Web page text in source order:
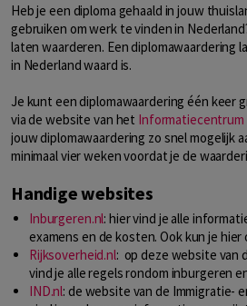
Heb je een diploma gehaald in jouw
gebruiken om werk te vinden in
laten waarderen. Een diplomawaardering
in Nederland waard is.
Je kunt een diplomawaardering één keer
via de website van het Informatiecentrum
jouw diplomawaardering zo snel mogelijk
minimaal vier weken voordat je de
Handige websites
Inburgeren.nl: hier vind je alle
examens en de kosten. Ook kun je
Rijksoverheid.nl: op deze website van
vind je alle regels rondom inburgeren
IND.nl: de website van de Immigratie-